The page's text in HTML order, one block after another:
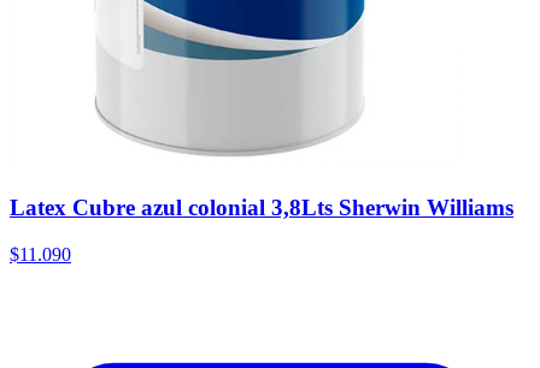
Latex Cubre azul colonial 3,8Lts Sherwin Williams
$11.090